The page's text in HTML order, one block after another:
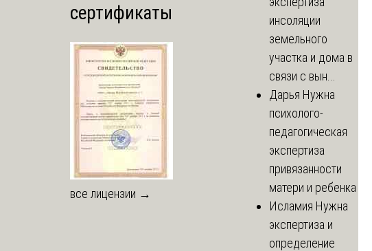
сертификаты
все лицензии →
инсоляции
земельного
участка и дома в
связи с вын...
Дарья Нужна
психолого-
педагогическая
экспертиза
привязанности
матери и ребенка
Исламия Нужна
экспертиза и
определение